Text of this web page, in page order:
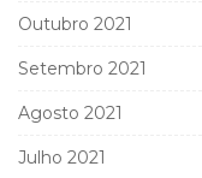
Outubro 2021
Setembro 2021
Agosto 2021
Julho 2021